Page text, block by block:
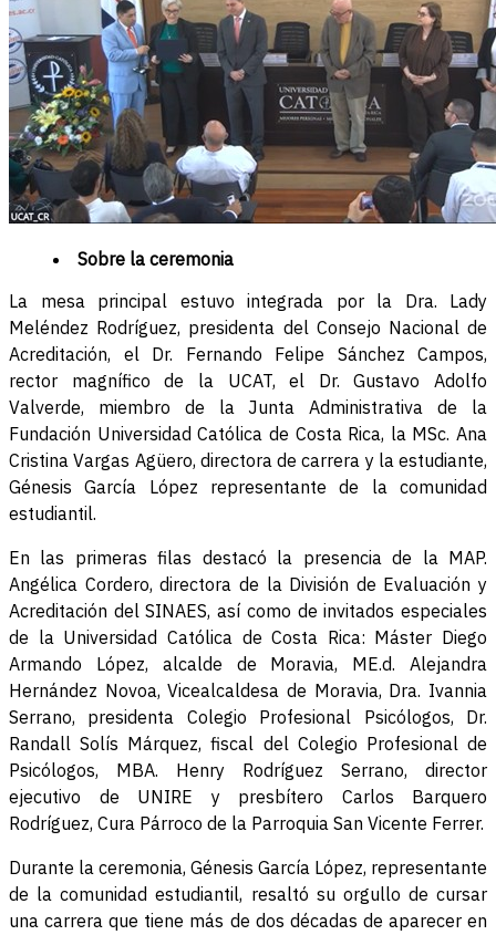
Sobre la ceremonia
La mesa principal estuvo integrada por la Dra. Lady
Meléndez Rodríguez, presidenta del Consejo Nacional de
Acreditación, el Dr. Fernando Felipe Sánchez Campos,
rector magnífico de la UCAT, el Dr. Gustavo Adolfo
Valverde, miembro de la Junta Administrativa de la
Fundación Universidad Católica de Costa Rica, la MSc. Ana
Cristina Vargas Agüero, directora de carrera y la estudiante,
Génesis García López representante de la comunidad
estudiantil.
En las primeras filas destacó la presencia de la MAP.
Angélica Cordero, directora de la División de Evaluación y
Acreditación del SINAES, así como de invitados especiales
de la Universidad Católica de Costa Rica: Máster Diego
Armando López, alcalde de Moravia, ME.d. Alejandra
Hernández Novoa, Vicealcaldesa de Moravia, Dra. Ivannia
Serrano, presidenta Colegio Profesional Psicólogos, Dr.
Randall Solís Márquez, fiscal del Colegio Profesional de
Psicólogos, MBA. Henry Rodríguez Serrano, director
ejecutivo de UNIRE y presbítero Carlos Barquero
Rodríguez, Cura Párroco de la Parroquia San Vicente Ferrer.
Durante la ceremonia, Génesis García López, representante
de la comunidad estudiantil, resaltó su orgullo de cursar
una carrera que tiene más de dos décadas de aparecer en